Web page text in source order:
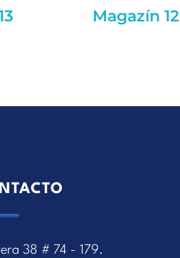
Magazín 12
38 # 74 - 179.